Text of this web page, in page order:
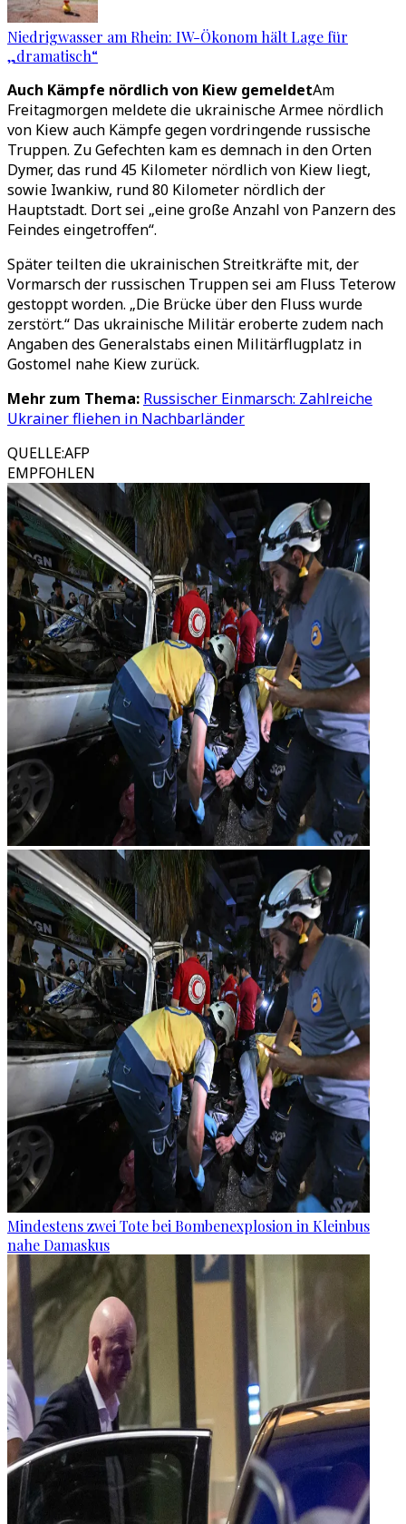
Niedrigwasser am Rhein: IW-Ökonom hält Lage für
„dramatisch“
Auch Kämpfe nördlich von Kiew gemeldetAm
Freitagmorgen meldete die ukrainische Armee nördlich
von Kiew auch Kämpfe gegen vordringende russische
Truppen. Zu Gefechten kam es demnach in den Orten
Dymer, das rund 45 Kilometer nördlich von Kiew liegt,
sowie Iwankiw, rund 80 Kilometer nördlich der
Hauptstadt. Dort sei „eine große Anzahl von Panzern des
Feindes eingetroffen“.
Später teilten die ukrainischen Streitkräfte mit, der
Vormarsch der russischen Truppen sei am Fluss Teterow
gestoppt worden. „Die Brücke über den Fluss wurde
zerstört.“ Das ukrainische Militär eroberte zudem nach
Angaben des Generalstabs einen Militärflugplatz in
Gostomel nahe Kiew zurück.
Mehr zum Thema: Russischer Einmarsch: Zahlreiche
Ukrainer fliehen in Nachbarländer
QUELLE:AFP
EMPFOHLEN
Mindestens zwei Tote bei Bombenexplosion in Kleinbus
nahe Damaskus